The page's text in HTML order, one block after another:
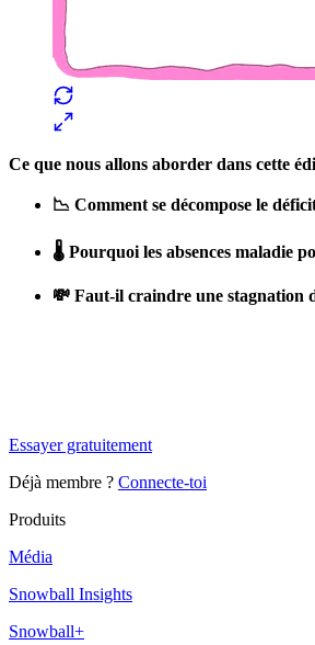
Ce que nous allons aborder dans cette
📉 Comment se décompose le
🌡 Pourquoi les absences maladie
💸 Faut-il craindre une stagnation
Essayer gratuitement
Déjà membre ? Connecte-toi
Produits
Média
Snowball Insights
Snowball+